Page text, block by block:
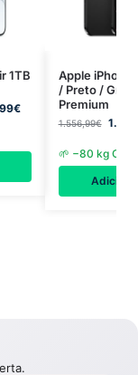
1TB
€
Apple iPhone
/ Preto / Grau
Premium
1.556,99€
🌱 −80 kg CO₂